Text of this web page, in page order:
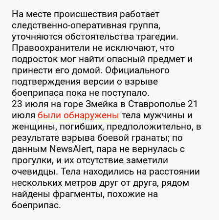
На месте происшествия работает
следственно-оперативная группа,
уточняются обстоятельства трагедии.
Правоохранители не исключают, что
подросток мог найти опасный предмет и
принести его домой. Официального
подтверждения версии о взрыве
боеприпаса пока не поступало.
23 июля на горе Змейка в Ставрополье 21
июля были обнаружены тела мужчины и
женщины, погибших, предположительно, в
результате взрыва боевой гранаты; по
данным NewsAlert, пара не вернулась с
прогулки, и их отсутствие заметили
очевидцы. Тела находились на расстоянии
нескольких метров друг от друга, рядом
найдены фрагменты, похожие на
боеприпас.